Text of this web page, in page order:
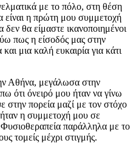
με το πόλο, στη θέση
είναι η πρώτη μου συμμετοχή
θα είμαστε ικανοποιημένοι
πως η είσοδός μας στην
μια καλή ευκαιρία για κάτι
Αθήνα, μεγάλωσα στην
ότι όνειρό μου ήταν να γίνω
στην πορεία μαζί με τον στόχο
η συμμετοχή μου σε
παράλληλα με το
τομείς μέχρι στιγμής.